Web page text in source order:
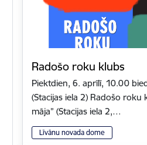
Radošo roku klubs
Piektdien, 6. aprīlī, 10.00
(Stacijas iela 2) Radošo roku
māja” (Stacijas iela 2,…
Līvānu novada dome